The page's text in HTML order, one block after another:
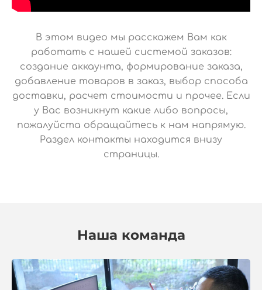
В этом видео мы расскажем Вам как
работать с нашей системой заказов:
создание аккаунта, формирование заказа,
добавление товаров в заказ, выбор способа
доставки, расчет стоимости и прочее. Если
у Вас возникнут какие либо вопросы,
пожалуйста обращайтесь к нам напрямую.
Раздел контакты находится внизу
страницы.
Наша команда